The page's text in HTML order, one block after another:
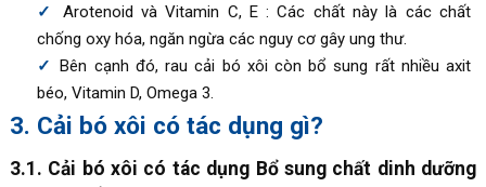
Arotenoid và Vitamin C, E : Các chất này là các chất
chống oxy hóa, ngăn ngừa các nguy cơ gây ung thư.
Bên cạnh đó, rau cải bó xôi còn bổ sung rất nhiều axit
béo, Vitamin D, Omega 3.
3. Cải bó xôi có tác dụng gì?
3.1. Cải bó xôi có tác dụng Bổ sung chất dinh dưỡng